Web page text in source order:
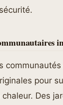
pour
Des